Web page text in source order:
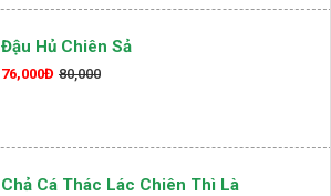
Đậu Hủ Chiên Sả
76,000Đ 80,000
Chả Cá Thác Lác Chiên Thì Là